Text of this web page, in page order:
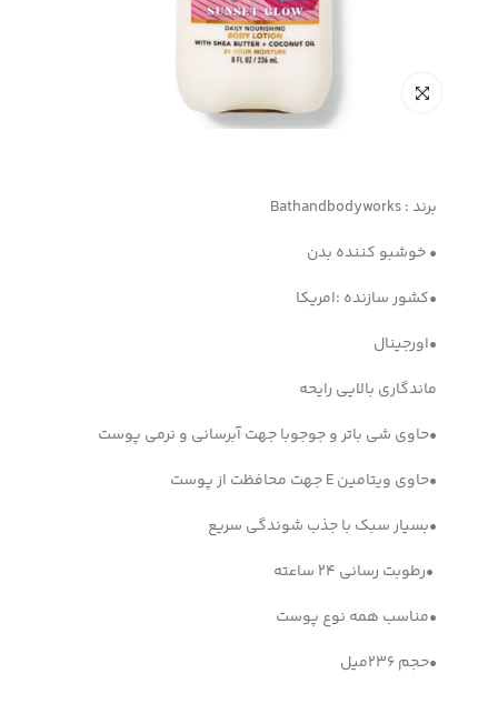
برند : Bathandbodyworks
• خوشبو کننده بدن
•کشور سازنده :امریکا
•اورجینال
ماندگاری بالایی رایحه
•حاوی شی باتر و جوجوبا جهت آبرسانی و نرمی پوست
•حاوی ویتامین E جهت محافظت از پوست
•بسیار سبک با جذب شوندگی سریع
•رطوبت رسانی 24 ساعته
•مناسب همه نوع پوست
•حجم 236میل